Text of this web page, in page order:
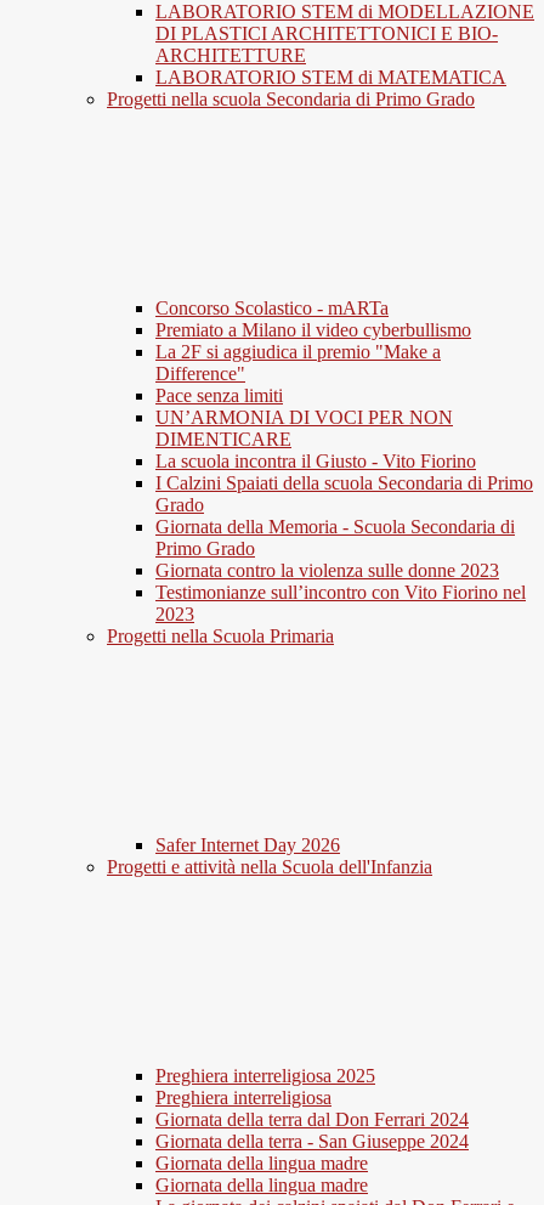
LABORATORIO STEM di MODELLAZIONE
DI PLASTICI ARCHITETTONICI E BIO-
ARCHITETTURE
LABORATORIO STEM di MATEMATICA
Progetti nella scuola Secondaria di Primo Grado
Concorso Scolastico - mARTa
Premiato a Milano il video cyberbullismo
La 2F si aggiudica il premio "Make a
Difference"
Pace senza limiti
UN’ARMONIA DI VOCI PER NON
DIMENTICARE
La scuola incontra il Giusto - Vito Fiorino
I Calzini Spaiati della scuola Secondaria di Primo
Grado
Giornata della Memoria - Scuola Secondaria di
Primo Grado
Giornata contro la violenza sulle donne 2023
Testimonianze sull’incontro con Vito Fiorino nel
2023
Progetti nella Scuola Primaria
Safer Internet Day 2026
Progetti e attività nella Scuola dell'Infanzia
Preghiera interreligiosa 2025
Preghiera interreligiosa
Giornata della terra dal Don Ferrari 2024
Giornata della terra - San Giuseppe 2024
Giornata della lingua madre
Giornata della lingua madre